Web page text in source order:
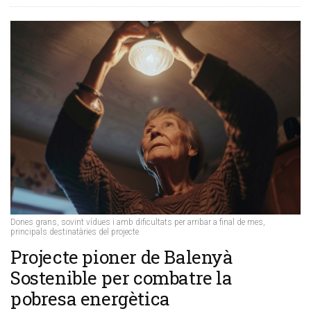
Dones grans, sovint vídues i amb dificultats per arribar a final de mes,
principals destinatàries del projecte
Projecte pioner de Balenyà
Sostenible per combatre la
pobresa energètica